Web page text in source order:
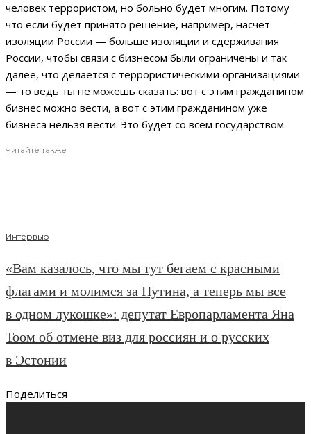
человек террористом, но больно будет многим. Потому
что если будет принято решение, например, насчет
изоляции России — больше изоляции и сдерживания
России, чтобы связи с бизнесом были ограничены и так
далее, что делается с террористическими организациями
— то ведь ты не можешь сказать: вот с этим гражданином
бизнес можно вести, а вот с этим гражданином уже
бизнеса нельзя вести. Это будет со всем государством.
Читайте также
Интервью
«Вам казалось, что мы тут бегаем с красными
флагами и молимся за Путина, а теперь мы все
в одном лукошке»: депутат Европарламента Яна
Тоом об отмене виз для россиян и о русских
в Эстонии
Поделиться